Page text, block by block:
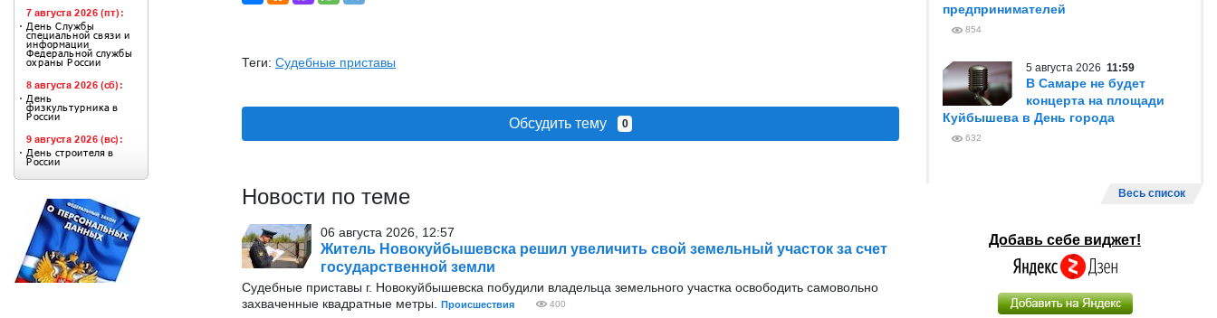
Теги: Судебные приставы
Обсудить тему 0
Новости по теме
06 августа 2026, 12:57
Житель Новокуйбышевска решил увеличить свой земельный участок за счет
государственной земли
Судебные приставы г. Новокуйбышевска побудили владельца земельного участка освободить самовольно
захваченные квадратные метры.
Происшествия 400
предпринимателей
854
5 августа 2026 11:59
В Самаре не будет
концерта на площади
Куйбышева в День города
632
Весь список
Добавь себе виджет!